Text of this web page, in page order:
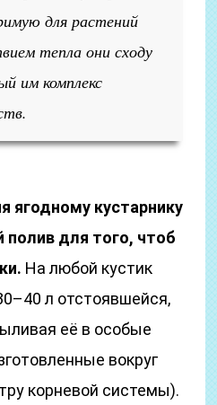
для растений
тепла они сходу
им комплекс
ягодному кустарнику
полив для того, чтоб
На любой кустик
л отстоявшейся,
её в особые
вокруг
корневой системы).